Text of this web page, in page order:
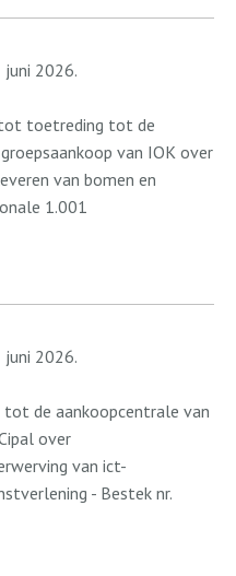
juni 2026.
tot toetreding tot de
van IOK over
van bomen en
1.001
juni 2026.
de aankoopcentrale van
over
van ict-
- Bestek nr.